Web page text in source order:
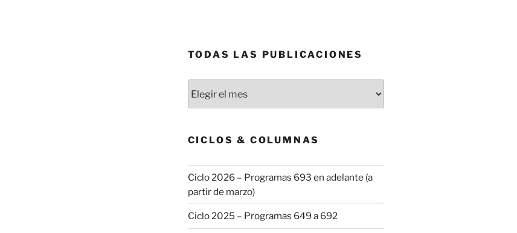
TODAS LAS PUBLICACIONES
las
CICLOS & COLUMNAS
Ciclo 2026 – Programas 693 en adelante (a
partir de marzo)
Ciclo 2025 – Programas 649 a 692